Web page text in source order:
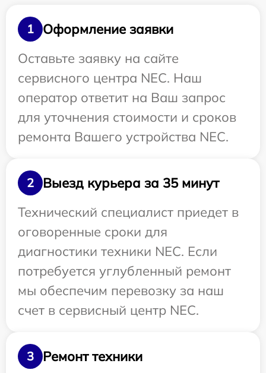
1
Оформление заявки
Оставьте заявку на сайте
сервисного центра NEC. Наш
оператор ответит на Ваш запрос
для уточнения стоимости и сроков
ремонта Вашего устройства NEC.
2
Выезд курьера за 35 минут
Технический специалист приедет в
оговоренные сроки для
диагностики техники NEC. Если
потребуется углубленный ремонт
мы обеспечим перевозку за наш
счет в сервисный центр NEC.
3
Ремонт техники